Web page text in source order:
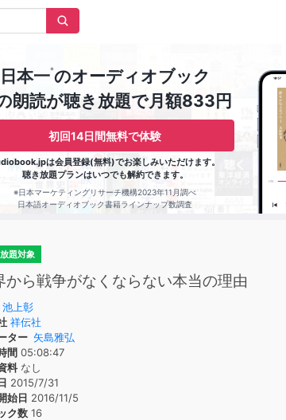
日本一※のオーディオブック
朗読が聴き放題で月額833円
初回14日間無料で体験
は会員登録(無料)でお楽しみいただけます。
聴き放題プランはいつでも解約できます。
※日本マーケティングリサーチ機構2023年11月調べ
日本語オーディオブック書籍ラインナップ数調査
題対象
から戦争がなくならない本当の理由
池上彰
祥伝社
ター 矢島雅弘
間 05:08:47
料なし
2015/7/31
始日 2016/11/5
ク数 16